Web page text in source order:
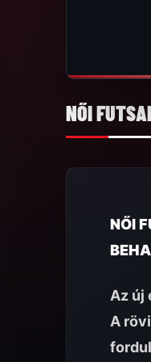
NŐI
NŐI
Az új
A